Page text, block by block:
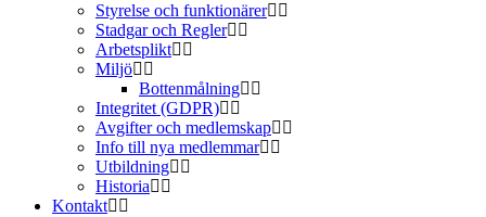
Styrelse och funktionärer
Stadgar och Regler
Arbetsplikt
Miljö
Bottenmålning
Integritet (GDPR)
Avgifter och medlemskap
Info till nya medlemmar
Utbildning
Historia
Kontakt